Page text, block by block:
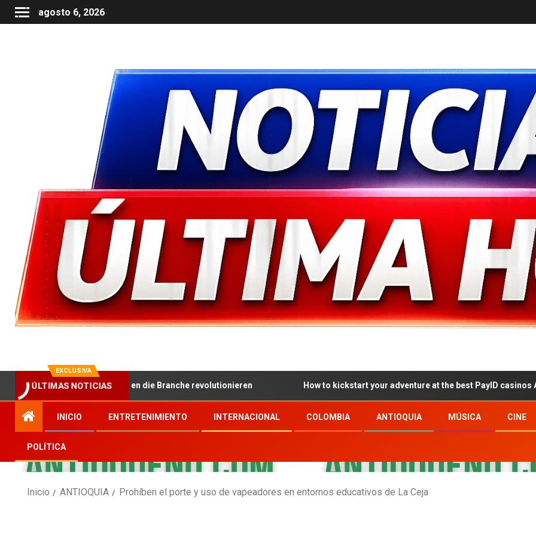
agosto 6, 2026
EXCLUSIVA
ÚLTIMAS NOTICIAS
Wie Innovationen die Branche revolutionieren How to kickstart your adventure at the best PayID casinos Australia
INICIO ENTRETENIMIENTO INTERNACIONAL COLOMBIA ANTIOQUIA MÚSICA CINE
POLÍTICA
Inicio ANTIOQUIA Prohíben el porte y uso de vapeadores en entornos educativos de La Ceja